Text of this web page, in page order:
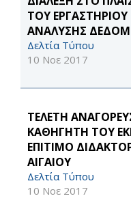
ΤΟΥ ΕΡΓΑΣΤΗΡΙΟΥ
ΑΝΑΛΥΣΗΣ
Δελτία Τύπου
10 Νοε 2017
ΤΕΛΕΤΗ
ΚΑΘΗΓΗΤΗ ΤΟΥ
EΠΙΤΙΜΟ
ΑΙΓΑΙΟΥ
Δελτία Τύπου
10 Νοε 2017